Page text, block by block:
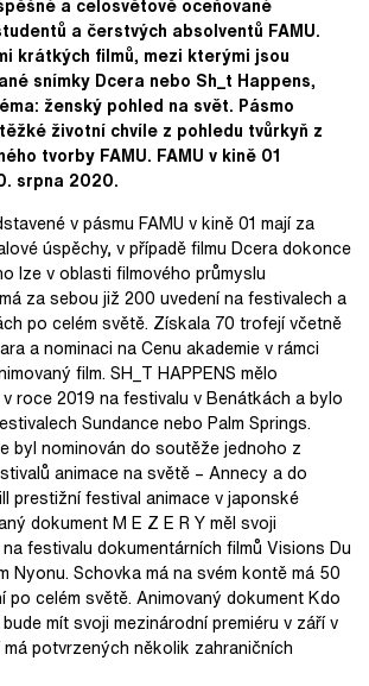
a celosvětově oceňované
a čerstvých absolventů FAMU.
krátkých filmů, mezi kterými jsou
snímky Dcera nebo Sh_t Happens,
ženský pohled na svět. Pásmo
životní chvíle z pohledu tvůrkyň z
tvorby FAMU. FAMU v kině 01
srpna 2020.
v pásmu FAMU v kině 01 mají za
úspěchy, v případě filmu Dcera dokonce
lze v oblasti filmového průmyslu
za sebou již 200 uvedení na festivalech a
po celém světě. Získala 70 trofejí včetně
a nominaci na Cenu akademie v rámci
film. SH_T HAPPENS mělo
roce 2019 na festivalu v Benátkách a bylo
Sundance nebo Palm Springs.
byl nominován do soutěže jednoho z
animace na světě – Annecy a do
prestižní festival animace v japonské
dokument M E Z E R Y měl svoji
festivalu dokumentárních filmů Visions Du
Nyonu. Schovka má na svém kontě má 50
po celém světě. Animovaný dokument Kdo
mít svoji mezinárodní premiéru v září v
potvrzených několik zahraničních